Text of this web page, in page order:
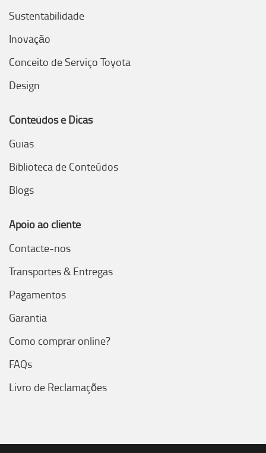
Sustentabilidade
Inovação
Conceito de Serviço Toyota
Design
Conteúdos e Dicas
Guias
Biblioteca de Conteúdos
Blogs
Apoio ao cliente
Contacte-nos
Transportes & Entregas
Pagamentos
Garantia
Como comprar online?
FAQs
Livro de Reclamações